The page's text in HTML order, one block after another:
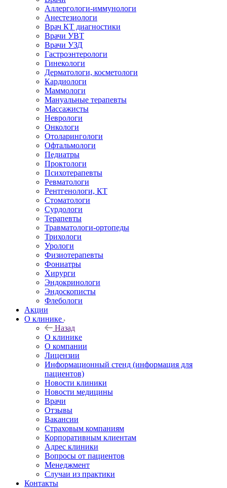
Аллергологи-иммунологи
Анестезиологи
Врач КТ диагностики
Врачи УВТ
Врачи УЗД
Гастроэнтерологи
Гинекологи
Дерматологи, косметологи
Кардиологи
Маммологи
Мануальные терапевты
Массажисты
Неврологи
Онкологи
Отоларингологи
Офтальмологи
Педиатры
Проктологи
Психотерапевты
Ревматологи
Рентгенологи, КТ
Стоматологи
Сурдологи
Терапевты
Травматологи-ортопеды
Трихологи
Урологи
Физиотерапевты
Фониатры
Хирурги
Эндокринологи
Эндоскописты
Флебологи
Акции
О клинике
Назад
О клинике
О компании
Лицензии
Информационный стенд (информация для
пациентов)
Новости клиники
Новости медицины
Врачи
Отзывы
Вакансии
Страховым компаниям
Корпоративным клиентам
Адрес клиники
Вопросы от пациентов
Менеджмент
Случаи из практики
Контакты